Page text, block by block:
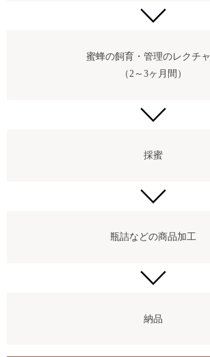
蜜蜂の飼育・管理のレクチ
（2～3ヶ月間）
採蜜
瓶詰などの商品加工
納品